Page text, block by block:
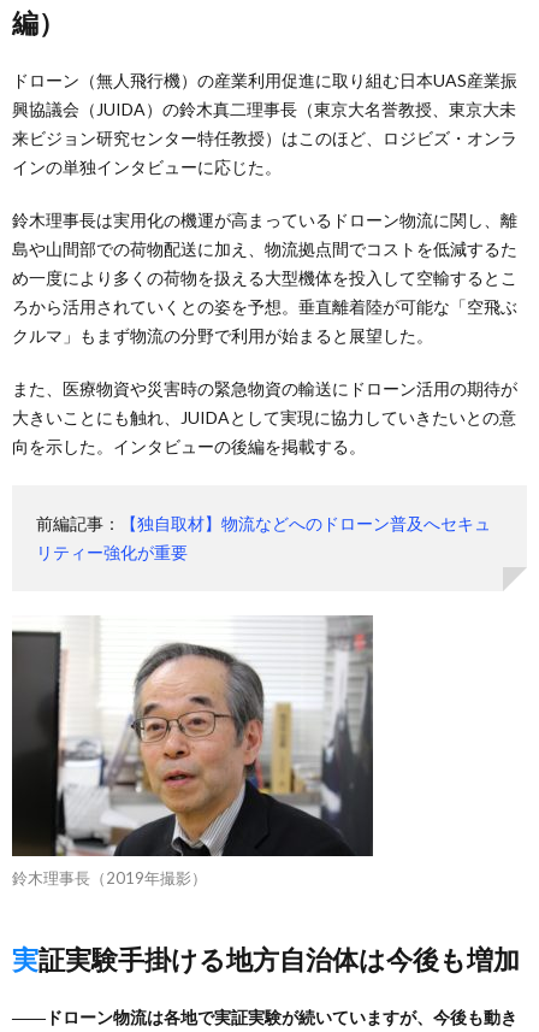
編）
ドローン（無人飛行機）の産業利用促進に取り組む日本UAS産業振
興協議会（JUIDA）の鈴木真二理事長（東京大名誉教授、東京大未
来ビジョン研究センター特任教授）はこのほど、ロジビズ・オンラ
インの単独インタビューに応じた。
鈴木理事長は実用化の機運が高まっているドローン物流に関し、離
島や山間部での荷物配送に加え、物流拠点間でコストを低減するた
め一度により多くの荷物を扱える大型機体を投入して空輸するとこ
ろから活用されていくとの姿を予想。垂直離着陸が可能な「空飛ぶ
クルマ」もまず物流の分野で利用が始まると展望した。
また、医療物資や災害時の緊急物資の輸送にドローン活用の期待が
大きいことにも触れ、JUIDAとして実現に協力していきたいとの意
向を示した。インタビューの後編を掲載する。
前編記事：
【独自取材】物流などへのドローン普及へセキュ
リティー強化が重要
鈴木理事長（2019年撮影）
実証実験手掛ける地方自治体は今後も増加
――ドローン物流は各地で実証実験が続いていますが、今後も動き